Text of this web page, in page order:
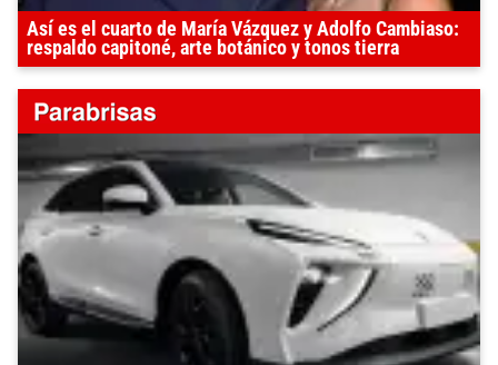
Así es el cuarto de María Vázquez y Adolfo Cambiaso:
respaldo capitoné, arte botánico y tonos tierra